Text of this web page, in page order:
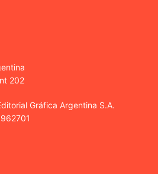
202
Gráfica Argentina S.A.